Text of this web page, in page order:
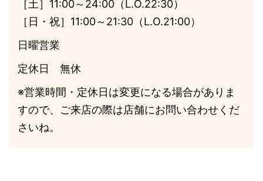
［土］11:00～24:00（L.O.22:30）
［日・祝］11:00～21:30（L.O.21:00）
日曜営業
定休日 無休
※営業時間・定休日は変更になる場合がありま
すので、ご来店の際は店舗にお問い合わせくだ
さいね。